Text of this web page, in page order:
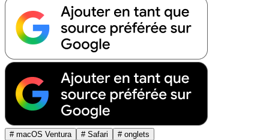
# macOS Ventura # Safari # onglets